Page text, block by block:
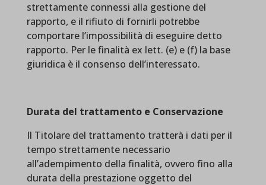
strettamente connessi alla gestione del
rapporto, e il rifiuto di fornirli potrebbe
comportare l’impossibilità di eseguire detto
rapporto. Per le finalità ex lett. (e) e (f) la base
giuridica è il consenso dell’interessato.
Durata del trattamento e Conservazione
Il Titolare del trattamento tratterà i dati per il
tempo strettamente necessario
all’adempimento della finalità, ovvero fino alla
durata della prestazione oggetto del